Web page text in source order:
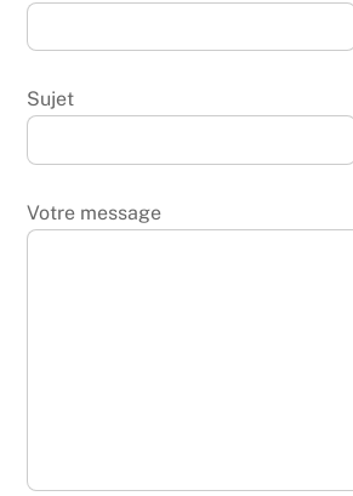
Sujet
Votre message